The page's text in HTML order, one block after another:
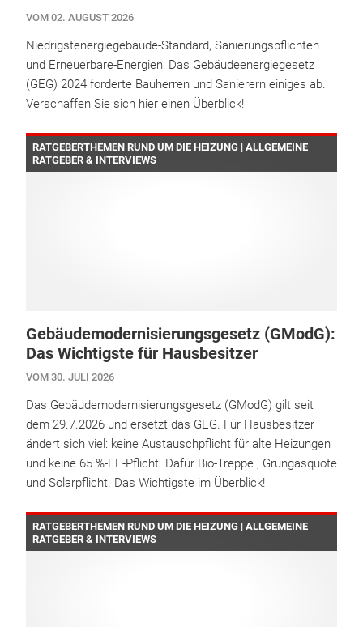
VOM 02. AUGUST 2026
Niedrigstenergiegebäude-Standard, Sanierungspflichten
und Erneuerbare-Energien: Das Gebäudeenergiegesetz
(GEG) 2024 forderte Bauherren und Sanierern einiges ab.
Verschaffen Sie sich hier einen Überblick!
RATGEBERTHEMEN RUND UM DIE HEIZUNG | ALLGEMEINE
RATGEBER & INTERVIEWS
Gebäudemodernisierungsgesetz (GModG):
Das Wichtigste für Hausbesitzer
VOM 30. JULI 2026
Das Gebäudemodernisierungsgesetz (GModG) gilt seit
dem 29.7.2026 und ersetzt das GEG. Für Hausbesitzer
ändert sich viel: keine Austauschpflicht für alte Heizungen
und keine 65 %-EE-Pflicht. Dafür Bio-Treppe , Grüngasquote
und Solarpflicht. Das Wichtigste im Überblick!
RATGEBERTHEMEN RUND UM DIE HEIZUNG | ALLGEMEINE
RATGEBER & INTERVIEWS